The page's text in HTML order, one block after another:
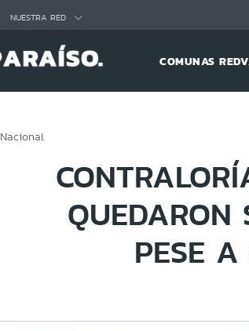
NUESTRA RED
COMUNAS
Nacional
QUEDARON
PESE A